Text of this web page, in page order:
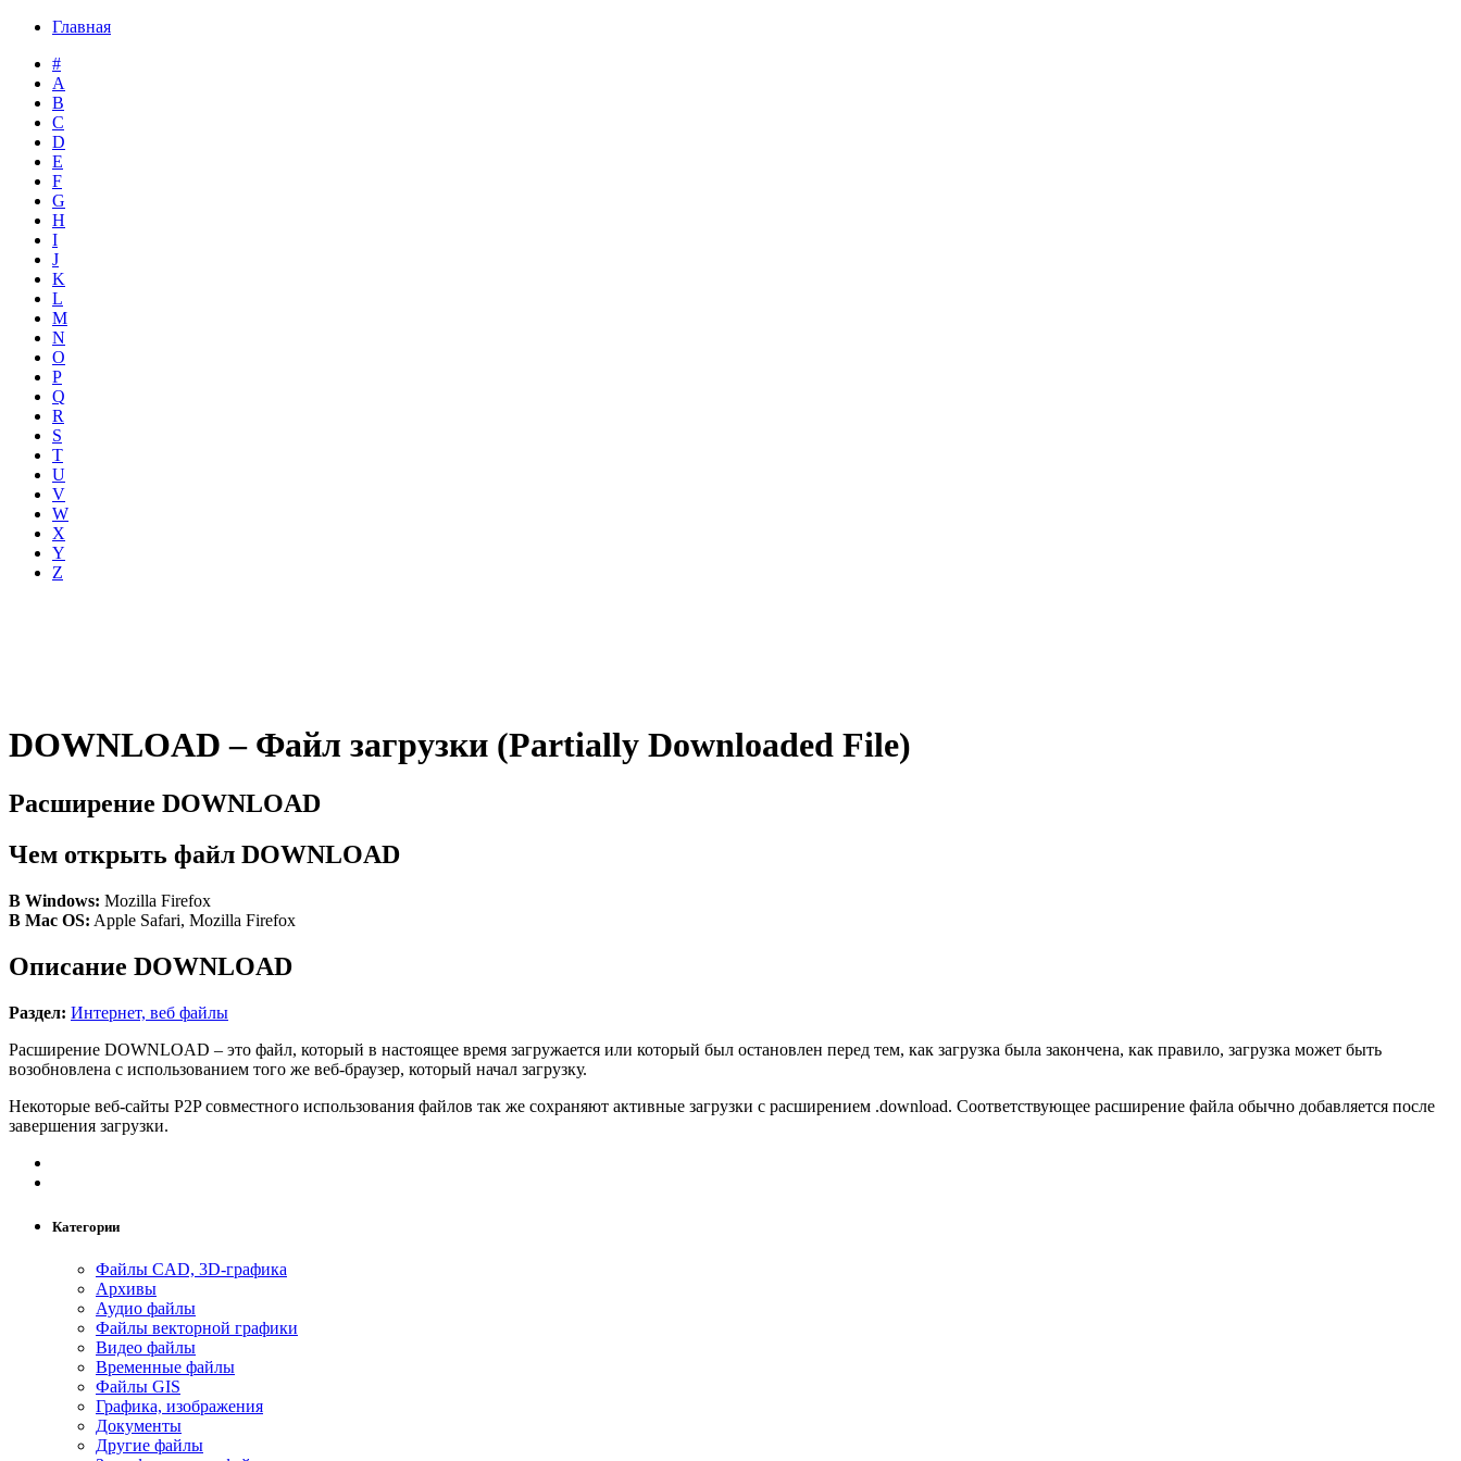
Главная
#
A
B
C
D
E
F
G
H
I
J
K
L
M
N
O
P
Q
R
S
T
U
V
W
X
Y
Z
DOWNLOAD – Файл загрузки (Partially Downloaded File)
Расширение DOWNLOAD
Чем открыть файл DOWNLOAD
В Windows: Mozilla Firefox
В Mac OS: Apple Safari, Mozilla Firefox
Описание DOWNLOAD
Раздел: Интернет, веб файлы
Расширение DOWNLOAD – это файл, который в настоящее время загружается или который был остановлен перед тем, как загрузка была закончена, как правило, загрузка может быть
возобновлена с использованием того же веб-браузер, который начал загрузку.
Некоторые веб-сайты P2P совместного использования файлов так же сохраняют активные загрузки с расширением .download. Соответствующее расширение файла обычно добавляется после
завершения загрузки.
Категории
Файлы CAD, 3D-графика
Архивы
Аудио файлы
Файлы векторной графики
Видео файлы
Временные файлы
Файлы GIS
Графика, изображения
Документы
Другие файлы